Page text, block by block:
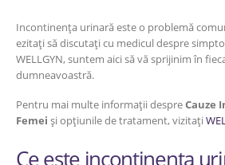
Incontinența urinară este o problemă
ezitați să discutați cu medicul despre
WELLGYN, suntem aici să vă sprijinim în
dumneavoastră.
Pentru mai multe informații despreCauze
Femei și opțiunile de tratament, vizitați
Ce este incontinența